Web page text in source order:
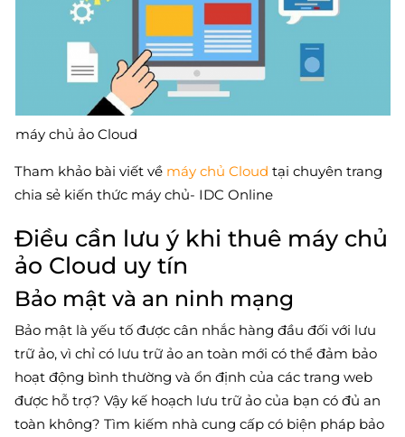
máy chủ ảo Cloud
Tham khảo bài viết về máy chủ Cloud tại chuyên trang
chia sẻ kiến thức máy chủ- IDC Online
Điều cần lưu ý khi thuê máy chủ
ảo Cloud uy tín
Bảo mật và an ninh mạng
Bảo mật là yếu tố được cân nhắc hàng đầu đối với lưu
trữ ảo, vì chỉ có lưu trữ ảo an toàn mới có thể đảm bảo
hoạt động bình thường và ổn định của các trang web
được hỗ trợ? Vậy kế hoạch lưu trữ ảo của bạn có đủ an
toàn không? Tìm kiếm nhà cung cấp có biện pháp bảo